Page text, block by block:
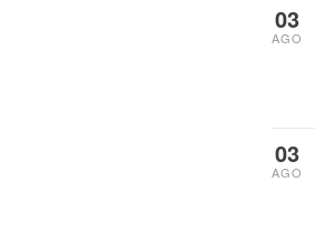
03
AGO
03
AGO